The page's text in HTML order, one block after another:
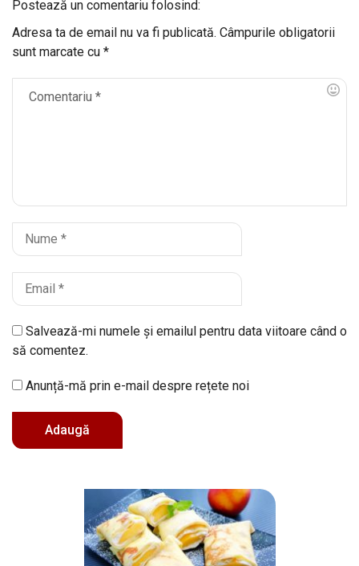
Postează un comentariu folosind:
Adresa ta de email nu va fi publicată. Câmpurile obligatorii
sunt marcate cu *
Salvează-mi numele și emailul pentru data viitoare când o
să comentez.
Anunță-mă prin e-mail despre rețete noi